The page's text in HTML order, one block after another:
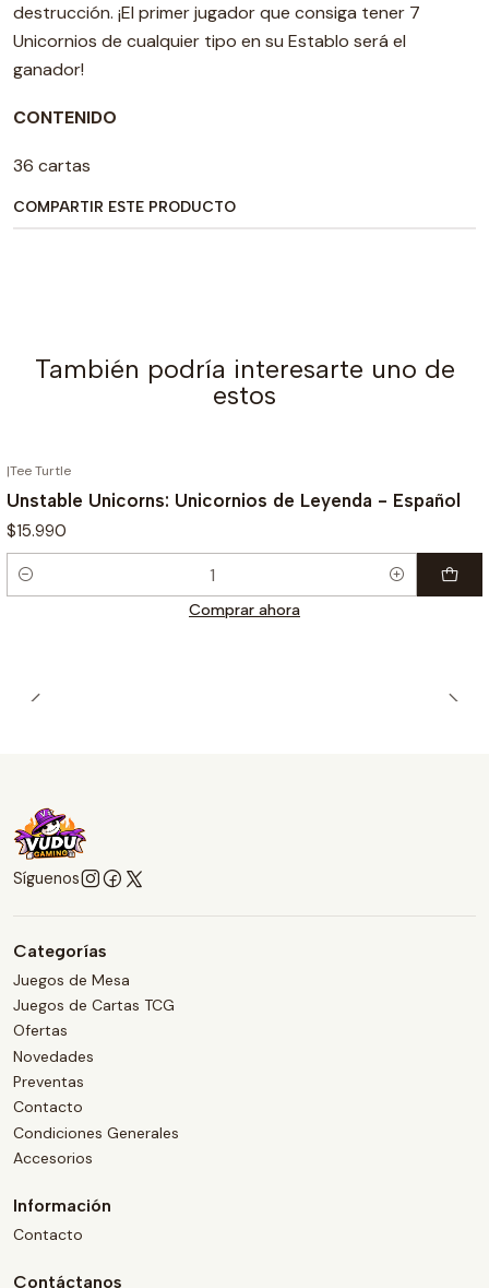
destrucción. ¡El primer jugador que consiga tener 7
Unicornios de cualquier tipo en su Establo será el
ganador!
CONTENIDO
36 cartas
COMPARTIR ESTE PRODUCTO
También podría interesarte uno de
estos
|Tee Turtle
Unstable Unicorns: Unicornios de Leyenda - Español
$15.990
Cantidad
Comprar ahora
Síguenos
Categorías
Juegos de Mesa
Juegos de Cartas TCG
Ofertas
Novedades
Preventas
Contacto
Condiciones Generales
Accesorios
Información
Contacto
Contáctanos